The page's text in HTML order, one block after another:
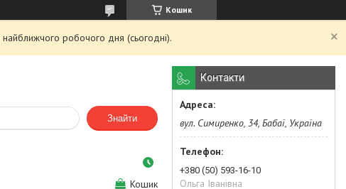
Кошик
робочого дня (сьогодні).
Знайти
Кошик
Контакти
вул. Симиренко, 34, Бабаї, Україна
+380 (50) 593-16-10
Ольга Іванівна